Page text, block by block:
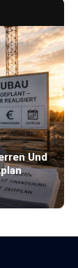
Und